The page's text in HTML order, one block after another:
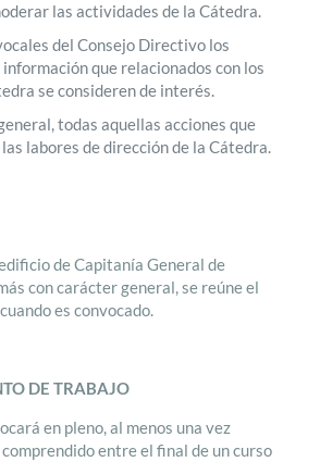
las actividades de la Cátedra.
del Consejo Directivo los
que relacionados con los
se consideren de interés.
todas aquellas acciones que
labores de dirección de la Cátedra.
de Capitanía General de
con carácter general, se reúne el
es convocado.
DE TRABAJO
en pleno, al menos una vez
entre el final de un curso